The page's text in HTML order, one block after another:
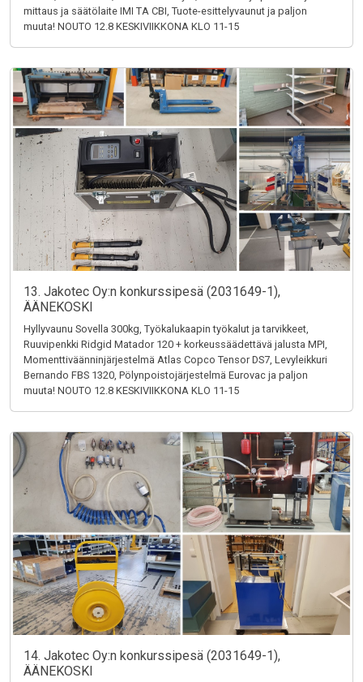
mittaus ja säätölaite IMI TA CBI, Tuote-esittelyvaunut ja paljon
muuta! NOUTO 12.8 KESKIVIIKKONA KLO 11-15
13. Jakotec Oy:n konkurssipesä (2031649-1),
ÄÄNEKOSKI
Hyllyvaunu Sovella 300kg, Työkalukaapin työkalut ja tarvikkeet,
Ruuvipenkki Ridgid Matador 120 + korkeussäädettävä jalusta MPI,
Momenttiväänninjärjestelmä Atlas Copco Tensor DS7, Levyleikkuri
Bernando FBS 1320, Pölynpoistojärjestelmä Eurovac ja paljon
muuta! NOUTO 12.8 KESKIVIIKKONA KLO 11-15
14. Jakotec Oy:n konkurssipesä (2031649-1),
ÄÄNEKOSKI